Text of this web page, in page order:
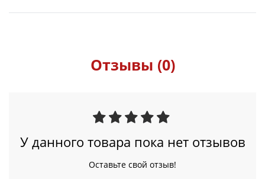
Отзывы (0)
У данного товара пока нет отзывов
Оставьте свой отзыв!